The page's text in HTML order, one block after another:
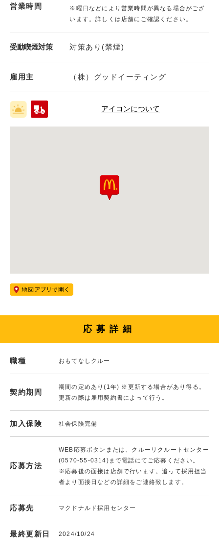
営業時間
※曜日などにより営業時間が異なる場合がござ
います。詳しくは店舗にご確認ください。
受動喫煙対策 対策あり(禁煙)
雇用主 （株）グッドイーティング
アイコンについて
応募詳細
職種 おもてなしクルー
契約期間
期間の定めあり(1年) ※更新する場合があり得る。
更新の際は雇用契約書によって行う。
加入保険 社会保険完備
応募方法
WEB応募ボタンまたは、クルーリクルートセンター
(0570-55-0314)まで電話にてご応募ください。
※応募後の面接は店舗で行います。追って採用担当
者より面接日などの詳細をご連絡致します。
応募先 マクドナルド採用センター
最終更新日 2024/10/24